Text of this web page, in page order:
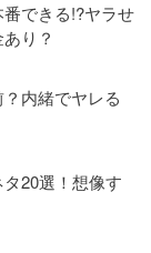
番できる!?ヤラせ
り？
内緒でヤレる
タ20選！想像す